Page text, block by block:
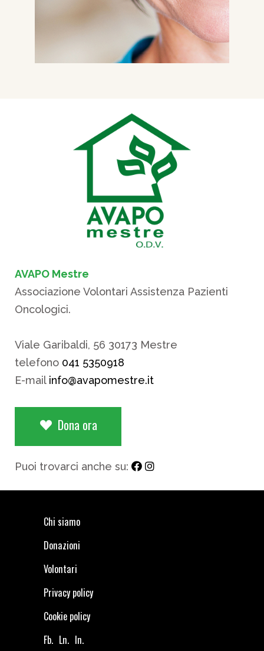
AVAPO Mestre
Associazione Volontari Assistenza Pazienti
Oncologici.
Viale Garibaldi, 56 30173 Mestre
telefono 041 5350918
E-mail info@avapomestre.it
Dona ora
Puoi trovarci anche su:
Chi siamo
Donazioni
Volontari
Privacy policy
Cookie policy
Fb. Ln. In.